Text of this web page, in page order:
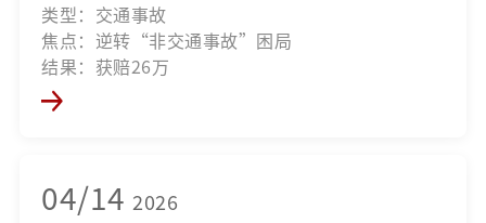
类型：交通事故
焦点：逆转“非交通事故”困局
结果：获赔26万
04/14 2026